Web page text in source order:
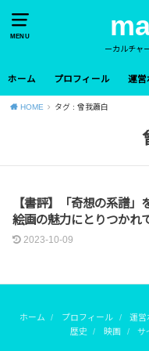
MENU
ーカルチャ
ホーム プロフィール 運営
HOME タグ : 曾我蕭白
【書評】「奇想の系譜
絵画の魅力にとりつかれ
2023-10-09
ホーム プロフィール 運営
歴史
映画 サ